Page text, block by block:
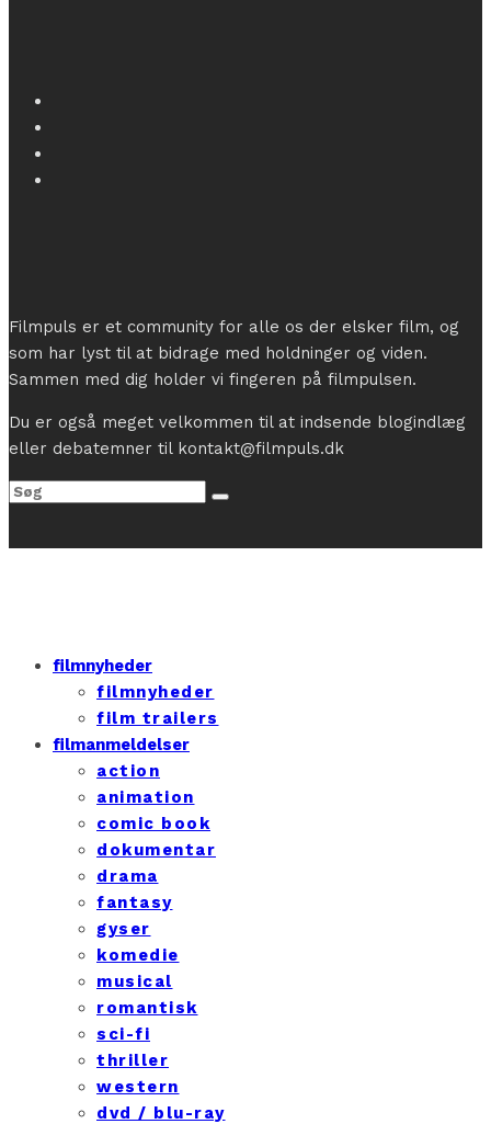
Filmpuls er et community for alle os der elsker film, og
som har lyst til at bidrage med holdninger og viden.
Sammen med dig holder vi fingeren på filmpulsen.
Du er også meget velkommen til at indsende blogindlæg
eller debatemner til kontakt@filmpuls.dk
filmnyheder
filmnyheder
film trailers
filmanmeldelser
action
animation
comic book
dokumentar
drama
fantasy
gyser
komedie
musical
romantisk
sci-fi
thriller
western
dvd / blu-ray